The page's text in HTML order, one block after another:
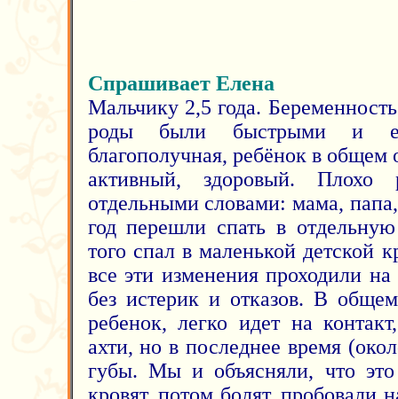
Спрашивает Елена
Мальчику 2,5 года.
роды были быстрыми и
благополучная, ребёнок в
активный, здоровый. Плохо
отдельными словами: мама,
год перешли спать в
того спал в маленькой детской
все эти изменения проходили на
без истерик и отказов. В
ребенок, легко идет на
ахти, но в последнее время
губы. Мы и объясняли, что это